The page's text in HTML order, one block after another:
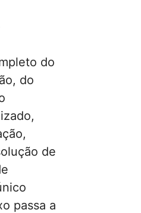
do
do
de
passa a